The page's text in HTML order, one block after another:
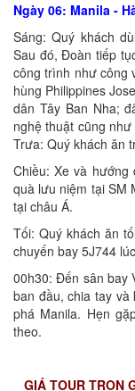
Ngày 06: Manila -
Sáng: Quý khách
Sau đó, Đoàn tiếp
công trình như công
hùng Philippines
dân Tây Ban Nha;
nghệ thuật cũng
Trưa: Quý khách ăn
Chiều: Xe và hướng
quà lưu niệm tại SM
tại châu Á.
Tối: Quý khách ăn
chuyến bay 5J744
00h30: Đến sân bay
ban đầu, chia tay
phá Manila. Hẹn
theo.
GIÁ TOUR TRỌN